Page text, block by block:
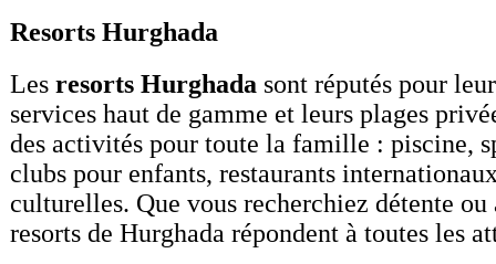
Resorts Hurghada
Les resorts Hurghada sont réputés pour
services haut de gamme et leurs plages
des activités pour toute la famille : piscine,
clubs pour enfants, restaurants
culturelles. Que vous recherchiez détente ou
resorts de Hurghada répondent à toutes les